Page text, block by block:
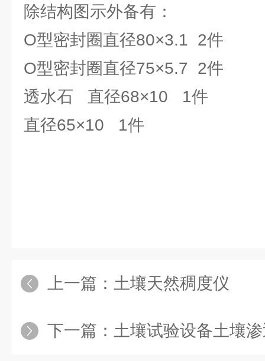
除结构图示外备有：
O型密封圈直径80×3.1 2件
O型密封圈直径75×5.7 2件
透水石 直径68×10 1件
直径65×10 1件
上一篇： 土壤天然稠度仪
下一篇： 土壤试验设备土壤